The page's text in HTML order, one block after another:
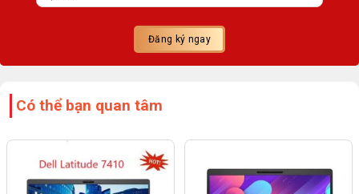
Có thể bạn quan tâm